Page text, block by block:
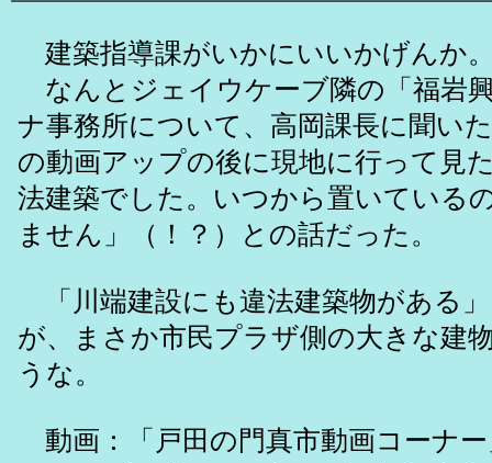
建築指導課がいかにいいかげんか
なんとジェイウケーブ隣の「福岩
ナ事務所について、高岡課長に聞い
の動画アップの後に現地に行って見
法建築でした。いつから置いている
ません」（！？）との話だった。
「川端建設にも違法建築物がある
が、まさか市民プラザ側の大きな建
うな。
動画：「戸田の門真市動画コーナ